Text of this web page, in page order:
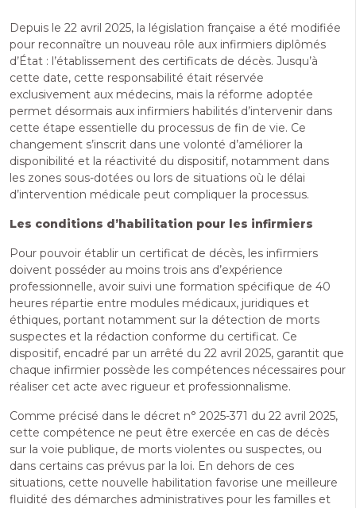
Depuis le 22 avril 2025, la législation française a été modifiée
pour reconnaître un nouveau rôle aux infirmiers diplômés
d’État : l’établissement des certificats de décès. Jusqu’à
cette date, cette responsabilité était réservée
exclusivement aux médecins, mais la réforme adoptée
permet désormais aux infirmiers habilités d’intervenir dans
cette étape essentielle du processus de fin de vie. Ce
changement s’inscrit dans une volonté d’améliorer la
disponibilité et la réactivité du dispositif, notamment dans
les zones sous-dotées ou lors de situations où le délai
d’intervention médicale peut compliquer la processus.
Les conditions d’habilitation pour les infirmiers
Pour pouvoir établir un certificat de décès, les infirmiers
doivent posséder au moins trois ans d’expérience
professionnelle, avoir suivi une formation spécifique de 40
heures répartie entre modules médicaux, juridiques et
éthiques, portant notamment sur la détection de morts
suspectes et la rédaction conforme du certificat. Ce
dispositif, encadré par un arrêté du 22 avril 2025, garantit que
chaque infirmier possède les compétences nécessaires pour
réaliser cet acte avec rigueur et professionnalisme.
Comme précisé dans le décret n° 2025-371 du 22 avril 2025,
cette compétence ne peut être exercée en cas de décès
sur la voie publique, de morts violentes ou suspectes, ou
dans certains cas prévus par la loi. En dehors de ces
situations, cette nouvelle habilitation favorise une meilleure
fluidité des démarches administratives pour les familles et